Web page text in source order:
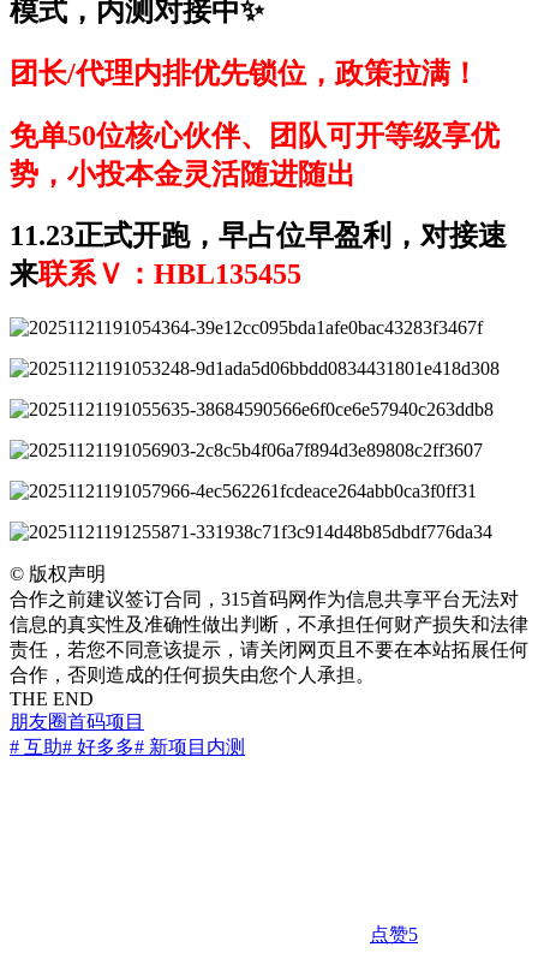
模式，内测对接中✨
团长/代理内排优先锁位，政策拉满！
免单50位核心伙伴、团队可开等级享优
势，小投本金灵活随进随出
11.23正式开跑，早占位早盈利，对接速
来联系Ｖ：HBL135455
© 版权声明
合作之前建议签订合同，315首码网作为信息共享平台无法对
信息的真实性及准确性做出判断，不承担任何财产损失和法律
责任，若您不同意该提示，请关闭网页且不要在本站拓展任何
合作，否则造成的任何损失由您个人承担。
THE END
朋友圈首码项目
# 互助# 好多多# 新项目内测
点赞5